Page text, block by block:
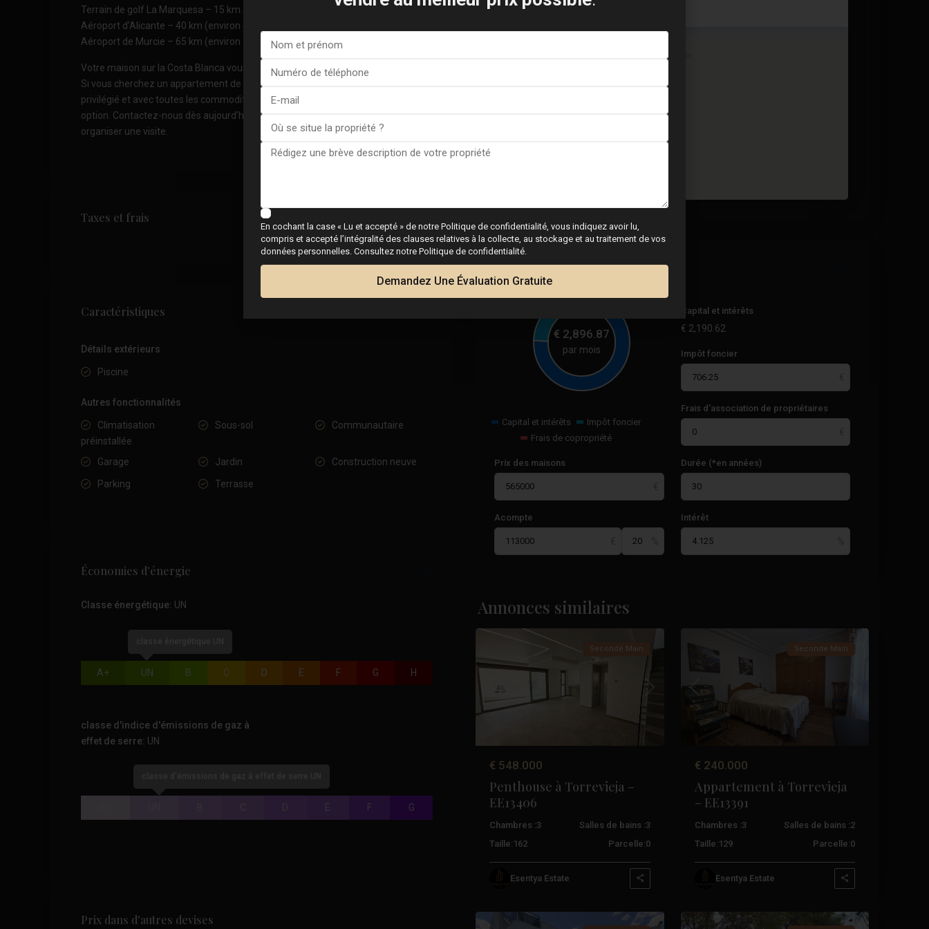
Terrain de golf La Marquesa – 15 km.
Aéroport d’Alicante – 40 km (environ 40 min).
Aéroport de Murcie – 65 km (environ 1 heure).
Votre maison sur la Costa Blanca vous attend
Si vous cherchez un appartement de luxe avec vue sur la mer, dans un endroit
privilégié et avec toutes les commodités, cette résidence est votre meilleure
option. Contactez-nous dès aujourd’hui pour plus d’informations et pour
organiser une visite.
Taxes et frais
Caractéristiques
Détails extérieurs
Piscine
Autres fonctionnalités
Climatisation
préinstallée
Sous-sol Communautaire
Garage Jardin
Construction neuve
Parking
Terrasse
Économies d'énergie
Classe énergétique: UN
A+ UN B C D E F G H
classe d'indice d'émissions de gaz à
effet de serre: UN
D E F G
Prix dans d'autres devises
Calculatrice
€ 2,896.87
par mois
Capital et intérêts
Impôt foncier
Frais de copropriété
Capital et intérêts
€ 2,190.62
Impôt foncier
Frais d'association de propriétaires
Prix des maisons
Acompte
Durée (*en années)
Intérêt
Annonces similaires
Torrevieja
Précédent
Seconde Main
€ 548.000
Penthouse à Torrevieja –
EE13406
Chambres :3 Salles de bains :3
Taille: 162 Parcelle:0
Esentya Estate
Précédent
Seconde Main
€ 240.000
Appartement à Torrevieja
– EE13391
Chambres :3 Salles de bains :2
Taille: 129 Parcelle:0
Esentya Estate
Nuevas,
Balcones,
En cochant la case « Lu et accepté » de notre Politique de confidentialité, vous indiquez avoir lu,
compris et accepté l’intégralité des clauses relatives à la collecte, au stockage et au traitement de vos
données personnelles. Consultez notre Politique de confidentialité.
Demandez Une Évaluation Gratuite